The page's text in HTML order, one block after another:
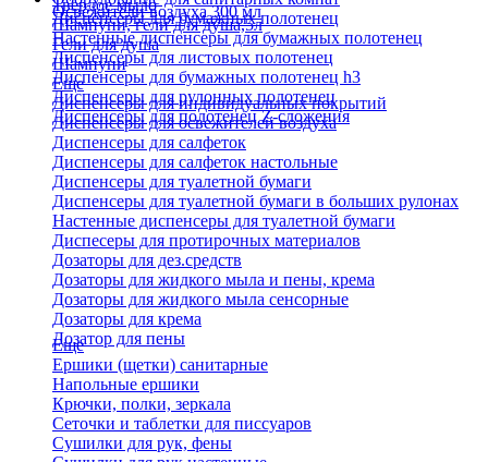
Твердое мыло
Шампуни, гели для душа,5л
Гели для душа
Шампуни
Освежители воздуха 300 мл
Диспенсеры для бумажных полотенец
Настенные диспенсеры для бумажных полотенец
Диспенсеры для листовых полотенец
Диспенсеры для бумажных полотенец h3
Диспенсеры для рулонных полотенец
Диспенсеры для полотенец Z-сложения
Еще
Диспенсеры для индивидуальных покрытий
Диспенсеры для освежителей воздуха
Диспенсеры для салфеток
Диспенсеры для салфеток настольные
Диспенсеры для туалетной бумаги
Диспенсеры для туалетной бумаги в больших рулонах
Настенные диспенсеры для туалетной бумаги
Диспесеры для протирочных материалов
Дозаторы для дез.средств
Дозаторы для жидкого мыла и пены, крема
Дозаторы для жидкого мыла сенсорные
Дозаторы для крема
Дозатор для пены
Еще
Ершики (щетки) санитарные
Напольные ершики
Крючки, полки, зеркала
Сеточки и таблетки для писсуаров
Сушилки для рук, фены